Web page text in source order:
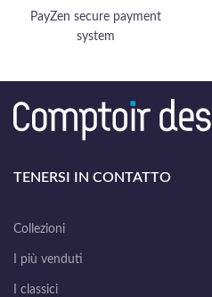
PayZen secure payment
system
TENERSI IN CONTATTO
Collezioni
I più venduti
I classici